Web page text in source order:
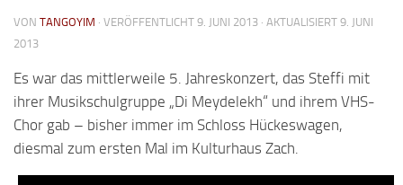
VON TANGOYIM · VERÖFFENTLICHT 9. JUNI 2013 · AKTUALISIERT 9. JUNI
2013
Es war das mittlerweile 5. Jahreskonzert, das Steffi mit
ihrer Musikschulgruppe „Di Meydelekh“ und ihrem VHS-
Chor gab – bisher immer im Schloss Hückeswagen,
diesmal zum ersten Mal im Kulturhaus Zach.